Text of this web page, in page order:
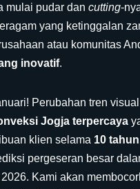
mulai pudar dan cutting-
yang ketinggalan
atau komunitas
inovatif.
Perubahan tren
Jogja terpercaya
klien selama 10 tahun
pergeseran besar
Kami akan